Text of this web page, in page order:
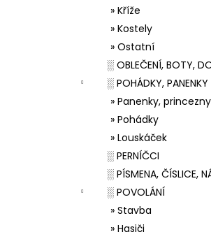
» Kříže
» Kostely
» Ostatní
░ OBLEČENÍ, BOTY,
░ POHÁDKY, PANENKY
» Panenky, princezny
» Pohádky
» Louskáček
░ PERNÍČCI
░ PÍSMENA, ČÍSLICE,
░ POVOLÁNÍ
» Stavba
» Hasiči